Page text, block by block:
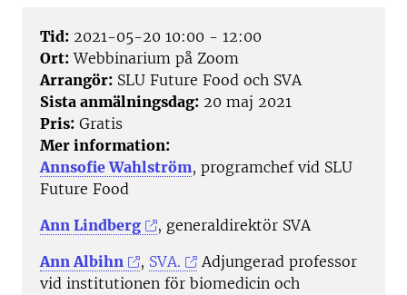
Tid: 2021-05-20 10:00 - 12:00
Ort: Webbinarium på Zoom
Arrangör: SLU Future Food och SVA
Sista anmälningsdag: 20 maj 2021
Pris: Gratis
Mer information:
Annsofie Wahlström, programchef vid SLU
Future Food
Ann Lindberg
, generaldirektör SVA
Ann Albihn
, SVA.
Adjungerad professor
vid institutionen för biomedicin och